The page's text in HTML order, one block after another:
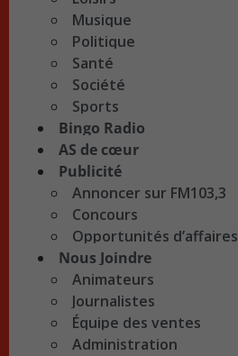
Musique
Politique
Santé
Société
Sports
Bingo Radio
AS de cœur
Publicité
Annoncer sur FM103,3
Concours
Opportunités d’affaires
Nous Joindre
Animateurs
Journalistes
Équipe des ventes
Administration